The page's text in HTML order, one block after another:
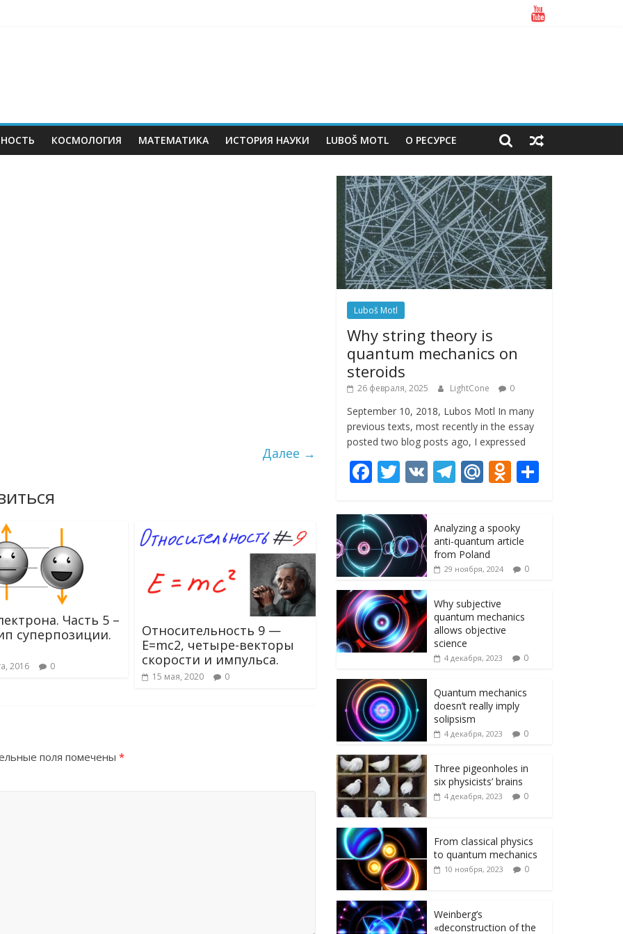
КОСМОЛОГИЯ МАТЕМАТИКА ИСТОРИЯ НАУКИ LUBOŠ MOTL О РЕСУРСЕ
Далее →
Часть 5 –
суперпозиции.
2016 0
Относительность 9 —
E=mc2, четыре-векторы
скорости и импульса.
15 мая, 2020 0
поля помечены *
Luboš Motl
Why string theory is
quantum mechanics on
steroids
26 февраля, 2025 LightCone 0
September 10, 2018, Lubos Motl In many
previous texts, most recently in the essay
posted two blog posts ago, I expressed
F
e
b
o
o
k
T
itt
er
V T
gr
a
m
M
R
u
O
n
o
kl
as
ni
ki
Analyzing a spooky
anti-quantum article
from Poland
29 ноября, 2024 0
Why subjective
quantum mechanics
allows objective
science
4 декабря, 2023 0
Quantum mechanics
doesn’t really imply
solipsism
4 декабря, 2023 0
Three pigeonholes in
six physicists’ brains
4 декабря, 2023 0
From classical physics
to quantum mechanics
10 ноября, 2023 0
Weinberg’s
«deconstruction of the